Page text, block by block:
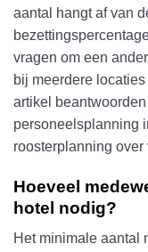
aantal hangt af van
vragen om een
bij meerdere
artikel
personeelsplanning
roosterplanning
Hoeveel
hotel nodig?
Het minimale aantal